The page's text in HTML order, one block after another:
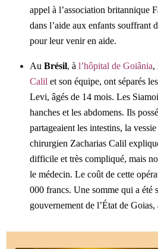
appel à l’association britannique
dans l’aide aux enfants souffrant
pour leur venir en aide.
Au Brésil, à l’hôpital de Goiânia,
Calil et son équipe, ont séparés
Levi, âgés de 14 mois. Les
hanches et les abdomens. Ils
partageaient les intestins, la
chirurgien Zacharias Calil
difficile et très compliqué, mais
le médecin. Le coût de cette
000 francs. Une somme qui a été
gouvernement de l’État de